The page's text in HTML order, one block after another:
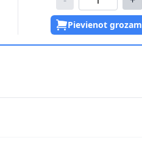
Pievienot grozam